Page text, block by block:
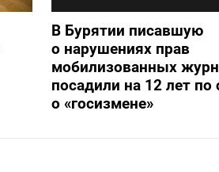
В Бурятии писавшую
о нарушениях прав
мобилизованных
посадили на 12 лет по
о «госизмене»